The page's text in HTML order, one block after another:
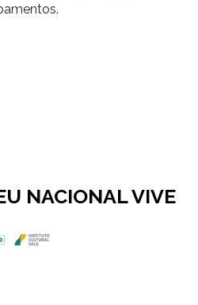
NACIONAL VIVE